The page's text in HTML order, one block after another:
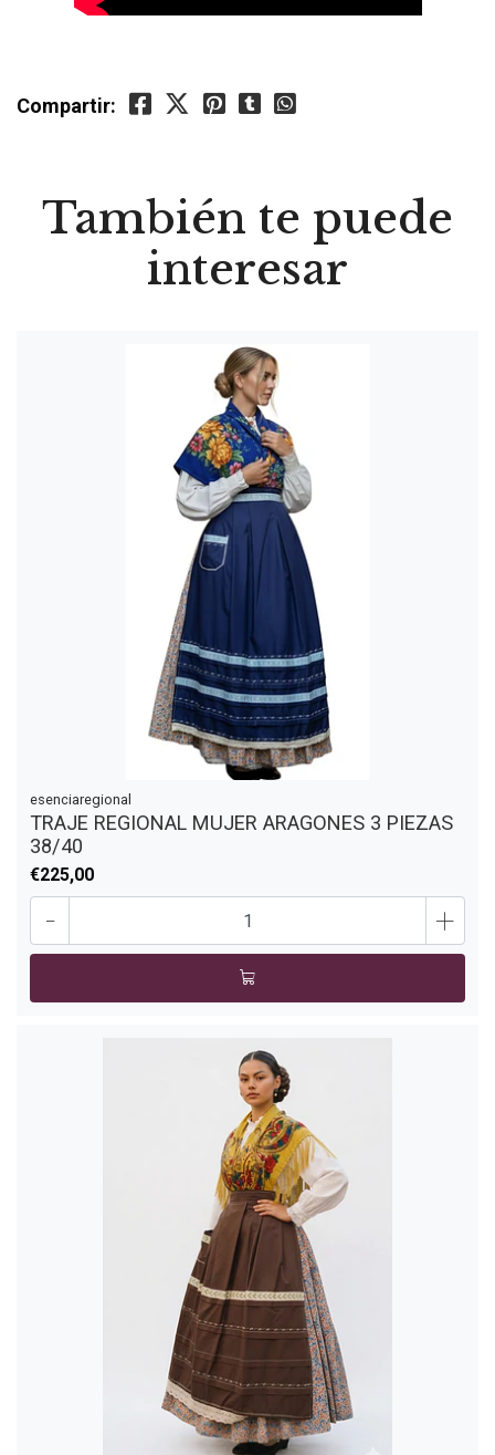
Compartir:
También te puede
interesar
esenciaregional
TRAJE REGIONAL MUJER ARAGONES 3 PIEZAS
38/40
€225,00
- +